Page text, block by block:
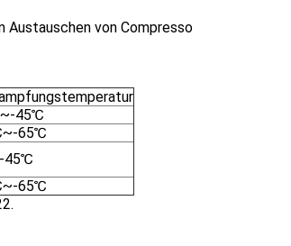
von Compresso
45℃
65℃
45℃
65℃